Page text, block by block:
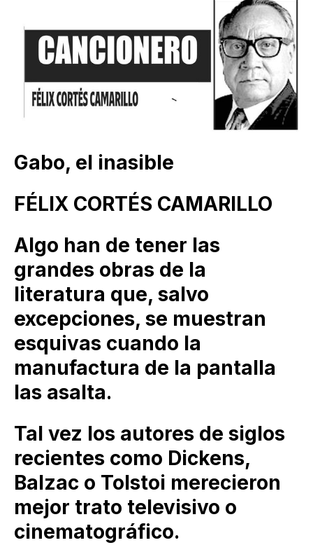
Gabo, el inasible
FÉLIX CORTÉS CAMARILLO
Algo han de tener las
grandes obras de la
literatura que, salvo
excepciones, se muestran
esquivas cuando la
manufactura de la pantalla
las asalta.
Tal vez los autores de siglos
recientes como Dickens,
Balzac o Tolstoi merecieron
mejor trato televisivo o
cinematográfico.